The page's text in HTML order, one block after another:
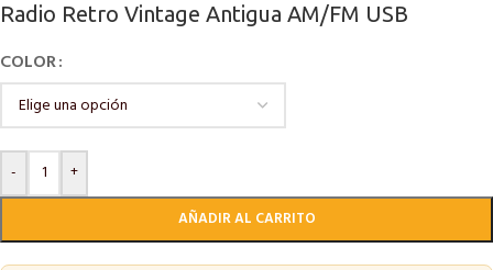
Radio Retro Vintage Antigua AM/FM USB
COLOR
-
+
AÑADIR AL CARRITO